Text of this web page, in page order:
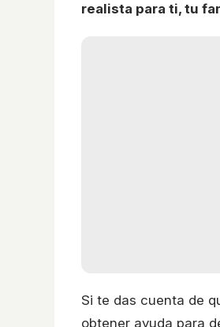
realista para ti, tu
Si te das cuenta de
obtener ayuda para